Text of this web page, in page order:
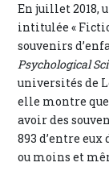
En juillet 2018,
intitulée «
souvenirs
Psychological
universités de
elle montre que
avoir des
893 d’entre eux
ou moins et